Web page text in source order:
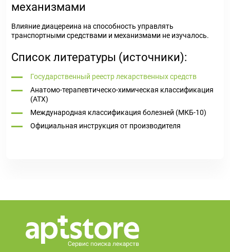
механизмами
Влияние диацереина на способность управлять
транспортными средствами и механизмами не изучалось.
Список литературы (источники):
Государственный реестр лекарственных средств
Анатомо-терапевтическо-химическая классификация
(ATX)
Международная классификация болезней (МКБ-10)
Официальная инструкция от производителя